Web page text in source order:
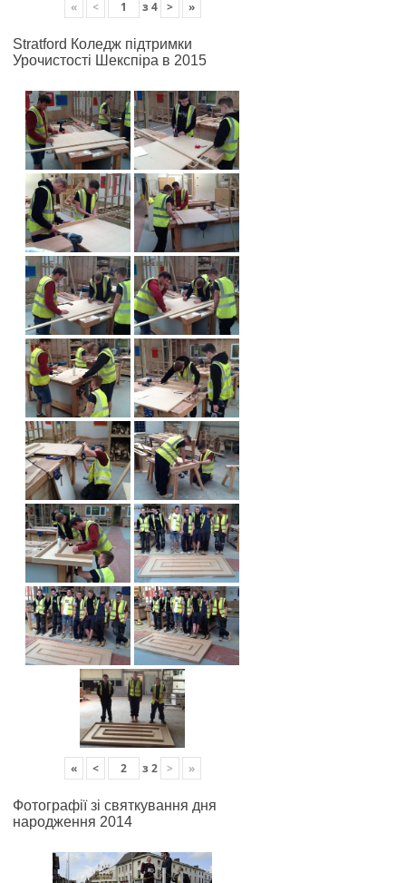
« < з 4 > »
Stratford Коледж підтримки
Урочистості Шекспіра в 2015
« < з 2 > »
Фотографії зі святкування дня
народження 2014